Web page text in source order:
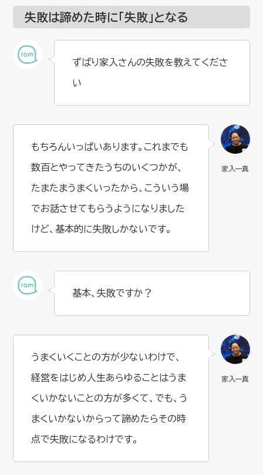
失敗は諦めた時に「失敗」となる
ずばり家入さんの失敗を教えてくださ
い
もちろんいっぱいあります。これまでも
数百とやってきたうちのいくつかが、
たまたまうまくいったから、こういう場
でお話させてもらうようになりました
けど、基本的に失敗しかないです。
基本、失敗ですか？
うまくいくことの方が少ないわけで、
経営をはじめ人生あらゆることはうま
くいかないことの方が多くて、でも、う
まくいかないからって諦めたらその時
点で失敗になるわけです。